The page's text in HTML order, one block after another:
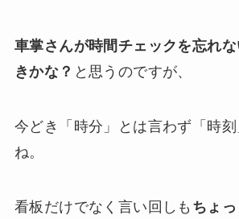
車掌さんが時間チェックを忘れ
きかな？ と思うのですが、
今どき「時分」とは言わず「時刻
ね。
看板だけでなく言い回しも ちょ